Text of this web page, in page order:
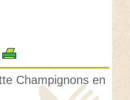
Champignons en